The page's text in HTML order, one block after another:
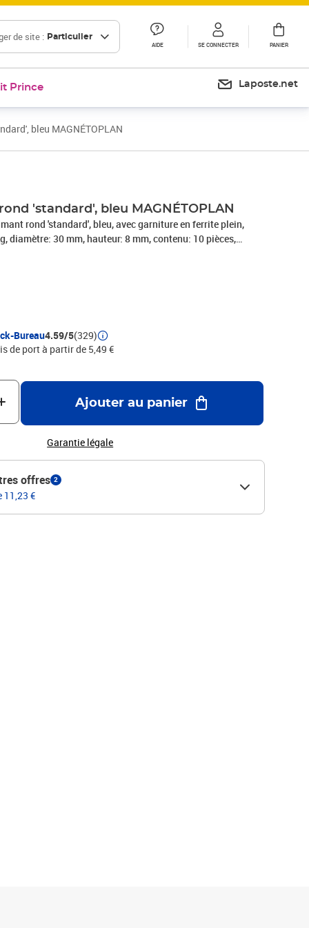
de site : Particulier
AIDE SE CONNECTER PANIER
Prince Laposte.net
bleu MAGNÉTOPLAN
'standard', bleu MAGNÉTOPLAN
rond 'standard', bleu, avec garniture en ferrite plein,
diamètre: 30 mm, hauteur: 8 mm, contenu: 10 pièces,
Bureau4.59/5(329)
de port à partir de 5,49 €
Ajouter au panier
Garantie légale
offres 2
11,23 €